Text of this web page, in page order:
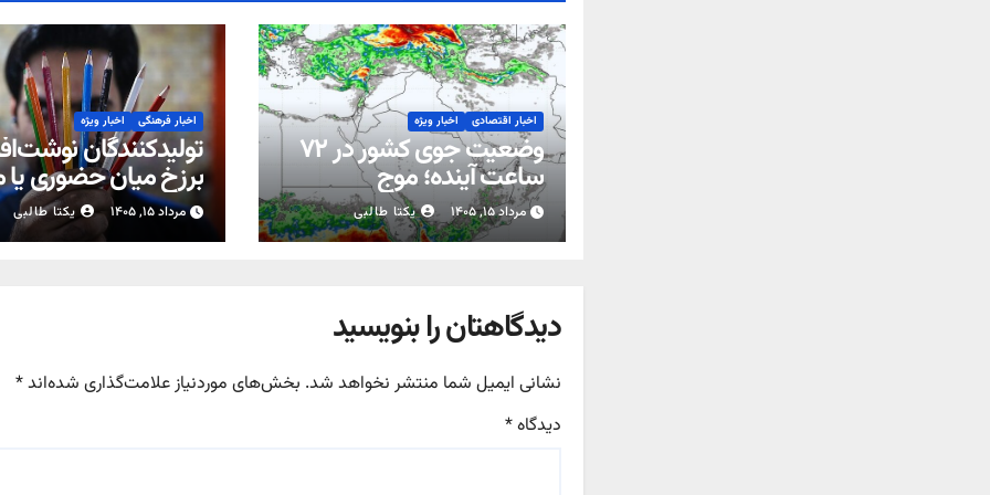
اخبار اقتصادی اخبار ویژه
وضعیت جوی کشور در ۷۲
ساعت آینده؛ موج
بارش‌های تابستانه در راه ۱۱
استان
مرداد ۱۵, ۱۴۰۵ یکتا طالبی
اخبار فرهنگی اخبار ویژه
تولیدکنندگان
برزخ میان حضوری
شدن مدارس
مرداد ۱۵, ۱۴۰۵ یکتا طالبی
دیدگاهتان را بنویسید
نشانی ایمیل شما منتشر نخواهد شد. بخش‌های موردنیاز علامت‌گذاری شده‌اند*
دیدگاه*